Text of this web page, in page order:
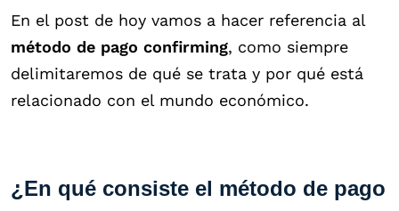
En el post de hoy vamos a hacer referencia al
método de pago confirming, como siempre
delimitaremos de qué se trata y por qué está
relacionado con el mundo económico.
¿En qué consiste el método de pago